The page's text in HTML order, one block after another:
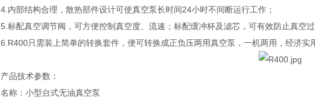
4.内部结构合理，散热部件设计可使真空泵长时间24小时不间断运行工作；
5.标配真空调节阀，可方便控制真空度、流速；标配缓冲杯及滤芯，可有效防止真空
6. R400只需装上简单的转换套件，便可转换成正负压两用真空泵，一机两用，经济实
产品技术参数：
名称：小型台式无油真空泵